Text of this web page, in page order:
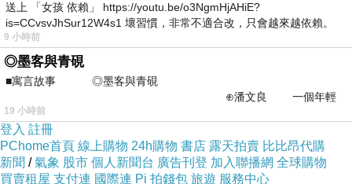
才正要放下一顆心時，醫師突然指著某顆牙叫我看：「媽
媽你看，這顆牙齒可能有蛀牙喔，白得很奇怪。」
媽媽湊過去看，最後面臼齒的地方果然有點白白的，但如
果不是醫師說了，不仔細看還真的看不太出來。
只見醫師又看了看另一邊，繼續說：「另外這邊的也是，
送上 「女孩 依賴」 https://youtu.be/o3NgmHjAHiE?
is=CCvsvJhSur12W4s1 壞習慣，非常不適合改，只會越來越依賴。
我害怕的
9 小時前
◎墨客與青硯
■寓言故事 ◎墨客與青硯
⊕潘文良 一個年輕
的墨客，在京城的古玩肆裡
19 小時前
登入 註冊
PChome首頁 線上購物 24h購物 書店 露天拍賣 比比昂代購
新聞 /氣象 股市 個人新聞台 廣告刊登 加入聯播網 全球購物
買賣租屋 支付連 國際連 Pi 拍錢包 旅遊 服務中心